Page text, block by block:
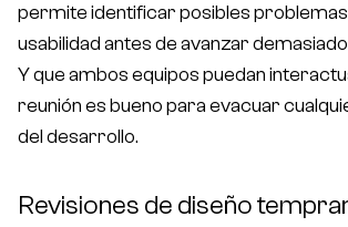
permite identificar posibles
usabilidad antes de avanzar
Y que ambos equipos puedan
reunión es bueno para evacuar
del desarrollo.
Revisiones de diseño